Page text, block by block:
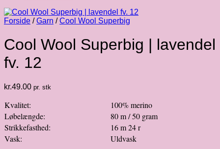
Forside / Garn / Cool Wool Superbig
Cool Wool Superbig | lavendel
fv. 12
kr.49.00 pr. stk
Kvalitet:
100% merino
Løbelængde:
80 m / 50 gram
Strikkefasthed:
16 m 24 r
Vask:
Uldvask